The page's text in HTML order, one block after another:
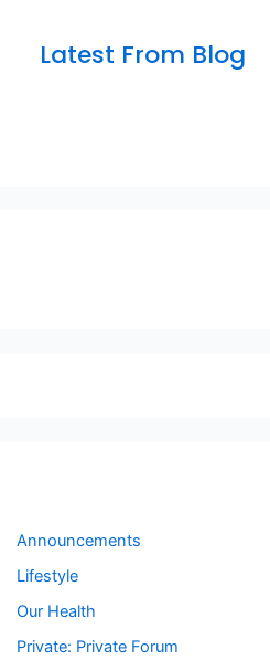
Latest From Blog
Announcements
Lifestyle
Our Health
Private: Private Forum